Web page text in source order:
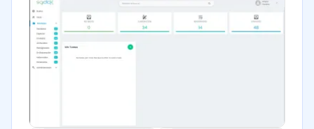
Alimentaria
Salud
Manufactura